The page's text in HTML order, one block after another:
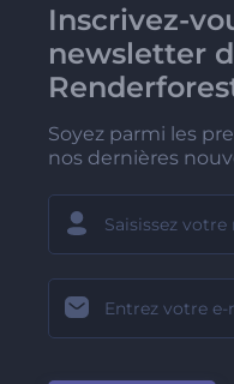
Inscrivez-
newsletter
Soyez parmi les
nos dernières